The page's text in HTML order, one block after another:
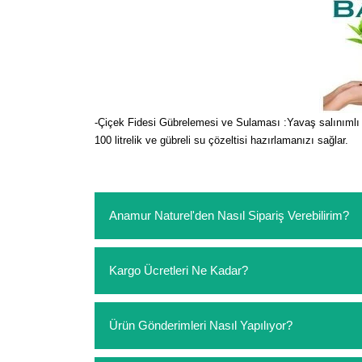
-Çiçek Fidesi Gübrelemesi ve Sulaması :Yavaş
100 litrelik ve gübreli su çözeltisi hazırlamanızı sağlar.
Anamur Naturel'den Nasıl Sipariş Verebilirim?
sipariş verebilirsiniz. Sitemizden vereceğiniz
ödeme yoktur.
Kargo Ücretleri Ne Kadar?
siparişlerinizde sepetinizdeki ürünleri
Ürün Gönderimleri Nasıl Yapılıyor?